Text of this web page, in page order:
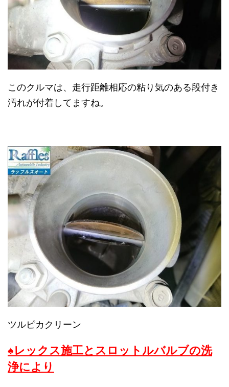
このクルマは、走行距離相応の粘り気のある段付き
汚れが付着してますね。
ツルピカクリーン
♠レックス施工とスロットルバルブの洗
浄により